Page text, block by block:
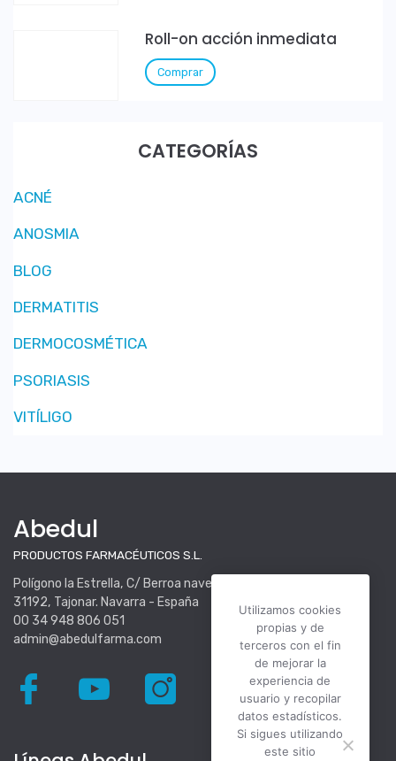
Roll-on acción inmediata
Comprar
ACNÉ
ANOSMIA
BLOG
DERMATITIS
DERMOCOSMÉTICA
PSORIASIS
Abedul
PRODUCTOS FARMACÉUTICOS S.L.
Polígono la Estrella, C/ Berroa nave 16.
31192, Tajonar. Navarra - España
admin@abedulfarma.com
Utilizamos cookies
propias y de
terceros con el fin
de mejorar la
experiencia de
usuario y recopilar
datos estadísticos.
Si sigues utilizando
este sitio